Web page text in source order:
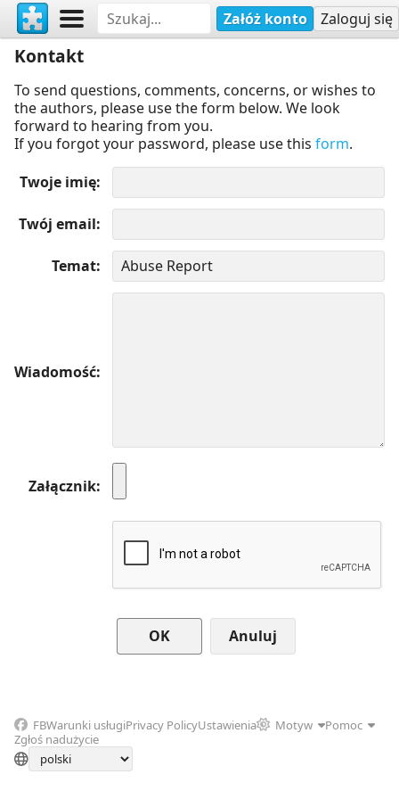
Załóż konto Zaloguj się
Kontakt
To send questions, comments, concerns, or wishes to
the authors, please use the form below. We look
forward to hearing from you.
If you forgot your password, please use this form.
Twoje imię
Twój email
Temat
Wiadomość
Załącznik
Anuluj
FBWarunki usługiPrivacy PolicyUstawienia Motyw
Pomoc
Zgłoś nadużycie